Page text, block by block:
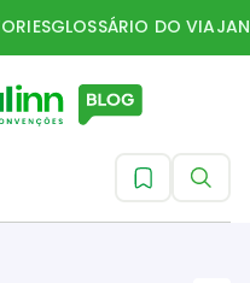
GLOSSÁRIO DO